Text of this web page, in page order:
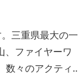
三重県最大の一
、ファイヤーワ
数々のアクティ